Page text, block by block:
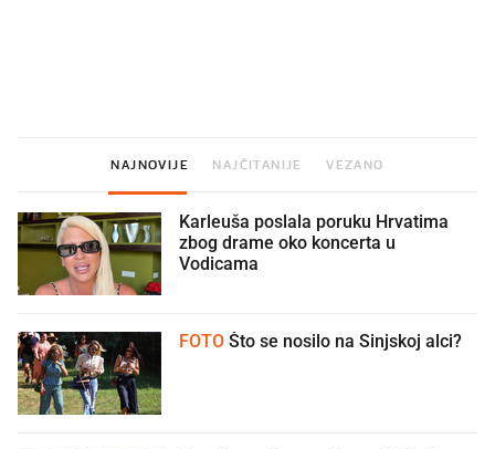
NAJNOVIJE NAJČITANIJE VEZANO
Karleuša poslala poruku Hrvatima
zbog drame oko koncerta u
Vodicama
FOTO Što se nosilo na Sinjskoj alci?